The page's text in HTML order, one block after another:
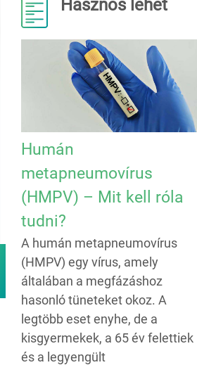
Hasznos lehet
Humán
metapneumovírus
(HMPV) – Mit kell róla
tudni?
A humán metapneumovírus
(HMPV) egy vírus, amely
általában a megfázáshoz
hasonló tüneteket okoz. A
legtöbb eset enyhe, de a
kisgyermekek, a 65 év felettiek
és a legyengült